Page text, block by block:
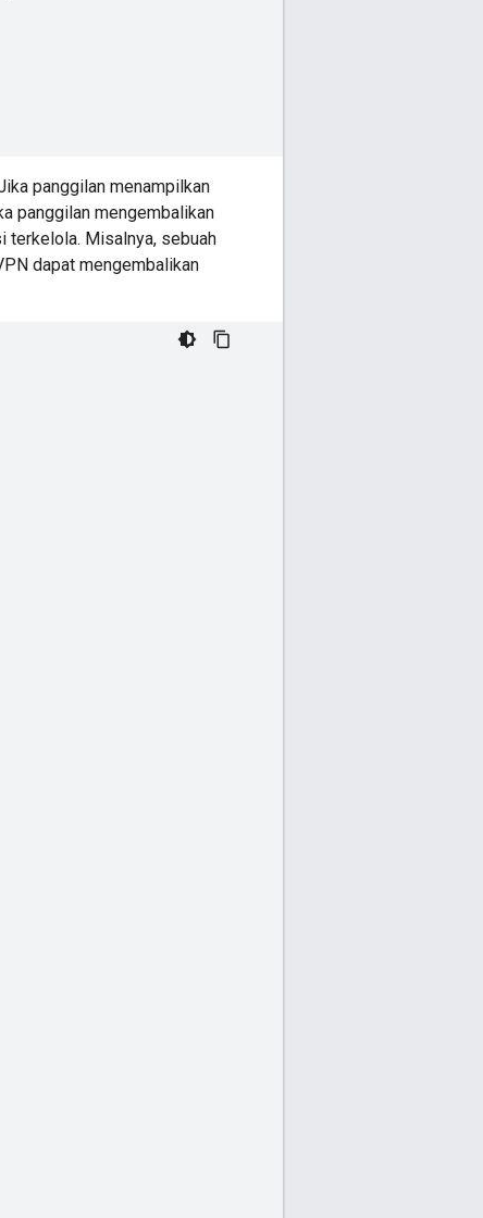
panggilan menampilkan
panggilan mengembalikan
terkelola. Misalnya, sebuah
dapat mengembalikan